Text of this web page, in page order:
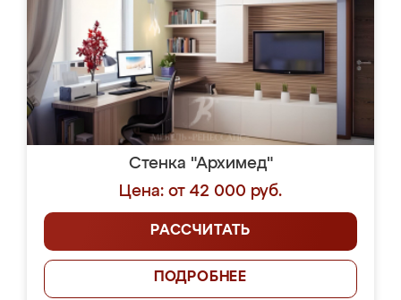
Стенка "Архимед"
Цена: от 42 000 руб.
РАССЧИТАТЬ
ПОДРОБНЕЕ